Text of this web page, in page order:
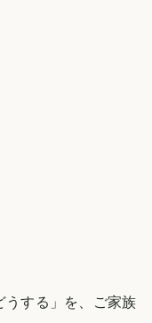
うする」を、ご家族